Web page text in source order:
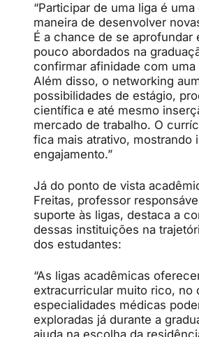
“Participar de uma liga é
maneira de desenvolver
É a chance de se aprofundar
pouco abordados na
confirmar afinidade com uma
Além disso, o networking
possibilidades de estágio,
científica e até mesmo
mercado de trabalho. O
fica mais atrativo, mostrando
engajamento.”
Já do ponto de vista
Freitas, professor
suporte às ligas, destaca a
dessas instituições na
dos estudantes:
“As ligas acadêmicas
extracurricular muito rico, no
especialidades médicas
exploradas já durante a